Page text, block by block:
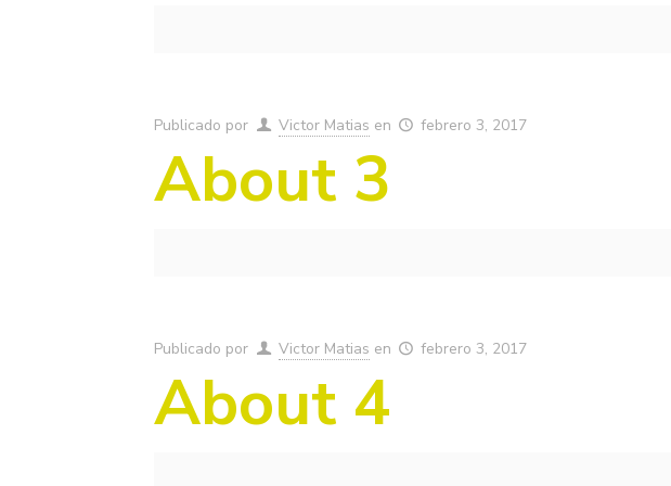
Publicado por Victor Matias en febrero 3, 2017
About 3
Publicado por Victor Matias en febrero 3, 2017
About 4